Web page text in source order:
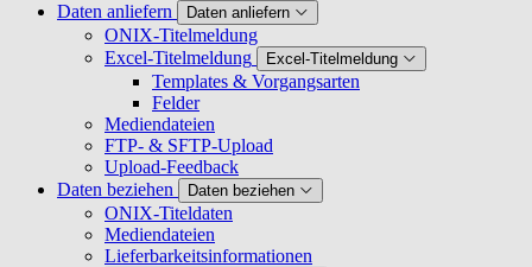
Daten anliefern
Daten anliefern
ONIX-Titelmeldung
Excel-Titelmeldung
Excel-Titelmeldung
Templates & Vorgangsarten
Felder
Mediendateien
FTP- & SFTP-Upload
Upload-Feedback
Daten beziehen
Daten beziehen
ONIX-Titeldaten
Mediendateien
Lieferbarkeitsinformationen